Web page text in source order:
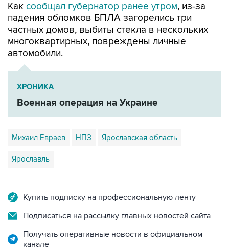
Как сообщал губернатор ранее утром, из-за
падения обломков БПЛА загорелись три
частных домов, выбиты стекла в нескольких
многоквартирных, повреждены личные
автомобили.
ХРОНИКА
Военная операция на Украине
Михаил Евраев НПЗ Ярославская область
Ярославль
Купить подписку на профессиональную ленту
Подписаться на рассылку главных новостей сайта
Получать оперативные новости в официальном
канале